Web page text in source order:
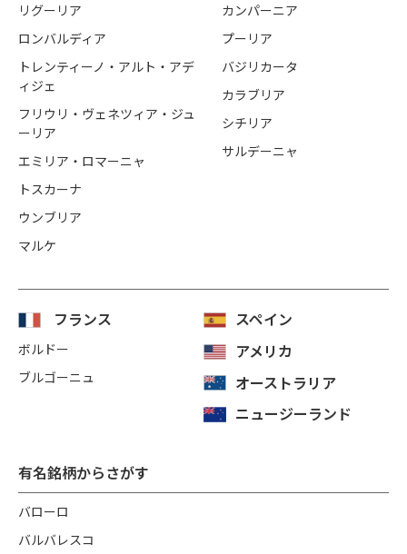
リグーリア
ロンバルディア
トレンティーノ・アルト・アデ
ィジェ
フリウリ・ヴェネツィア・ジュ
ーリア
エミリア・ロマーニャ
トスカーナ
ウンブリア
マルケ
カンパーニア
プーリア
バジリカータ
カラブリア
シチリア
サルデーニャ
フランス
ボルドー
ブルゴーニュ
スペイン
アメリカ
オーストラリア
ニュージーランド
有名銘柄からさがす
バローロ
バルバレスコ